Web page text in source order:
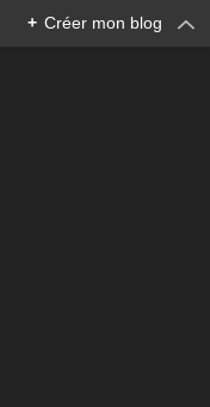
+ Créer mon blog